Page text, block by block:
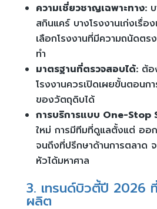
ความเชี่ยวชาญเฉพาะทาง:บ
สกินแคร์ บางโรงงานเก่งเรื่
เลือกโรงงานที่มีความถนัดต
ทำ
มาตรฐานที่ตรวจสอบได้:ต้อ
โรงงานควรเปิดเผยขั้นตอนก
ของวัตถุดิบได้
การบริการแบบ One-Stop
ใหม่ การมีทีมที่ดูแลตั้งแต่ ออ
จนถึงที่ปรึกษาด้านการตลาด
หัวได้มหาศาล
3. เทรนด์บิวตี้ปี 2026
ผลิต